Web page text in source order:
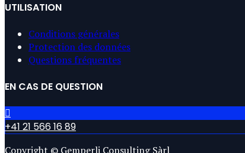
UTILISATION
Conditions générales
Protection des données
Questions fréquentes
EN CAS DE QUESTION
+41 21 566 16 89
Copyright © Gemperli Consulting Sàrl